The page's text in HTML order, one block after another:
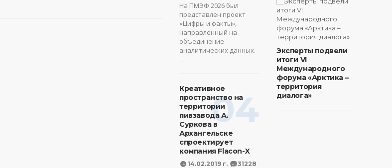
На ПМЭФ 2026 был
представлен проект
«Цифры и факты»,
направленный на
объединение
аналитических данных.
…
04
Креативное
пространство на
территории
пивзавода А.
Суркова в
Архангельске
спроектирует
компания Flacon-X
14.02.2019 г. 31228
Эксперты подвели
итоги VI
Международного
форума «Арктика –
территория
диалога»